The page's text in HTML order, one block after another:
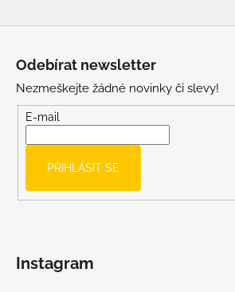
Odebírat newsletter
Nezmeškejte žádné novinky či slevy!
E-mail
PŘIHLÁSIT SE
Instagram